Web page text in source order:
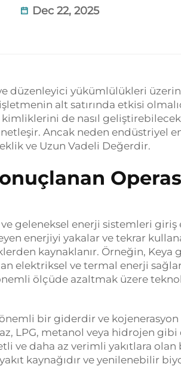
Dec 22, 2025
düzenleyici yükümlülükleri
alt satırında etkisi
kimliklerini de nasıl
Ancak neden endüstriyel
ve Uzun Vadeli Değerdir.
geleneksel enerji sistemleri giriş
enerjiyi yakalar ve tekrar
kaynaklanır. Örneğin, Keya
elektriksel ve termal enerji
ölçüde azaltmak üzere
bir giderdir ve kojenerasyon
LPG, metanol veya hidrojen gibi
daha az verimli yakıtlara olan
kaynağıdır ve yenilenebilir